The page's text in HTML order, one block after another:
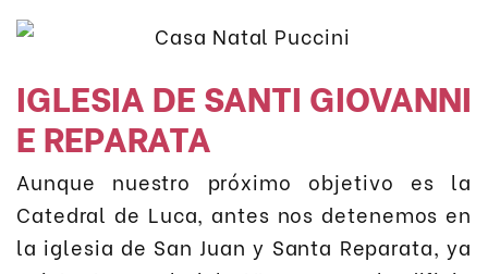
IGLESIA DE SANTI GIOVANNI
E REPARATA
Aunque nuestro próximo objetivo es la
Catedral de Luca, antes nos detenemos en
la iglesia de San Juan y Santa Reparata, ya